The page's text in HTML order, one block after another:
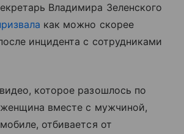
Владимира Зеленского
как можно скорее
инцидента с сотрудниками
которое разошлось по
вместе с мужчиной,
отбивается от